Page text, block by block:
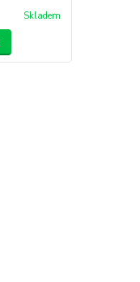
Skladem